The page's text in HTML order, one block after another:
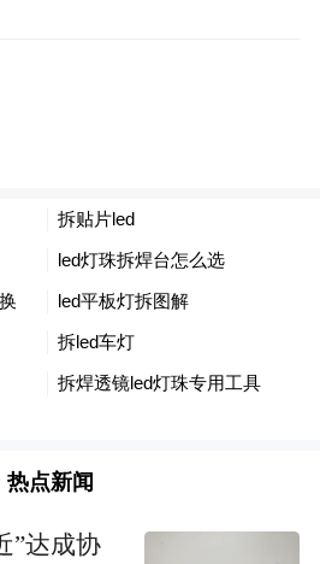
过规范的抗炎吸入治疗，
孩子睡个整觉，这才是对
种子已经在他们心中种
热点新闻
”达成协